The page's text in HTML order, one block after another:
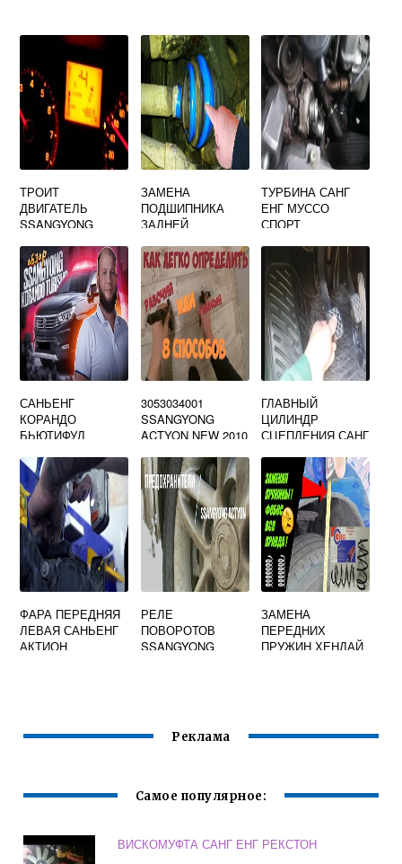
ТРОИТ
ДВИГАТЕЛЬ
SSANGYONG
ЗАМЕНА
ПОДШИПНИКА
ЗАДНЕЙ
РЕНО ЛОГАН
СВОИМИ РУКАМИ.
АРТИКУЛ,
РАЗМЕР, ВИДЕО
ТУРБИНА САНГ
ЕНГ МУССО
СПОРТ
САНЬЕНГ
КОРАНДО
БЬЮТИФУЛ
3053034001
SSANGYONG
ACTYON NEW 2010
СЦЕПЛЕНИЯ
ГЛАВНЫЙ
ЦИЛИНДР
СЦЕПЛЕНИЯ САНГ
ФАРА ПЕРЕДНЯЯ
ЛЕВАЯ САНЬЕНГ
АКТИОН
РЕЛЕ
ПОВОРОТОВ
SSANGYONG
ЗАМЕНА
ПЕРЕДНИХ
ПРУЖИН ХЕНДАЙ
Реклама
Самое популярное:
ВИСКОМУФТА САНГ ЕНГ РЕКСТОН